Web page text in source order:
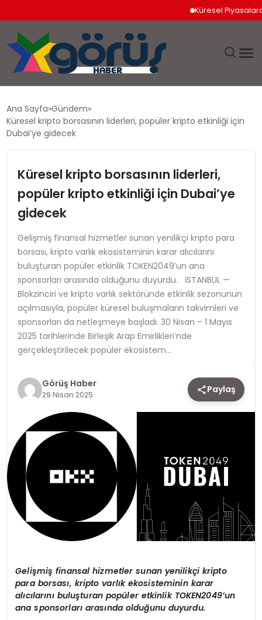
Küresel Piyasalarda
EKONOMI
MAGAZIN
SAĞLIK
SPOR
TEKNOLOJI
YAŞAM
Ana Sayfa Gündem
Küresel kripto borsasının liderleri, popüler kripto etkinliği için
Dubai’ye gidecek
Küresel kripto borsasının liderleri,
popüler kripto etkinliği için Dubai’ye
gidecek
Gelişmiş finansal hizmetler sunan yenilikçi kripto para
borsası, kripto varlık ekosisteminin karar alıcılarını
buluşturan popüler etkinlik TOKEN2049’un ana
sponsorları arasında olduğunu duyurdu. İSTANBUL —
Blokzinciri ve kripto varlık sektöründe etkinlik sezonunun
açılmasıyla, popüler küresel buluşmaların takvimleri ve
sponsorları da netleşmeye başladı. 30 Nisan – 1 Mayıs
2025 tarihlerinde Birleşik Arap Emirlikleri’nde
gerçekleştirilecek popüler ekosistem…
Görüş Haber
29 Nisan 2025 Paylaş
Gelişmiş finansal hizmetler sunan yenilikçi kripto
para borsası, kripto varlık ekosisteminin karar
alıcılarını buluşturan popüler etkinlik TOKEN2049’un
ana sponsorları arasında olduğunu duyurdu.